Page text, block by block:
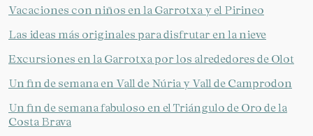
Vacaciones con niños en la Garrotxa y el Pirineo
Las ideas más originales para disfrutar en la nieve
Excursiones en la Garrotxa por los alrededores de Olot
Un fin de semana en Vall de Núria y Vall de Camprodon
Un fin de semana fabuloso en el Triángulo de Oro de la
Costa Brava